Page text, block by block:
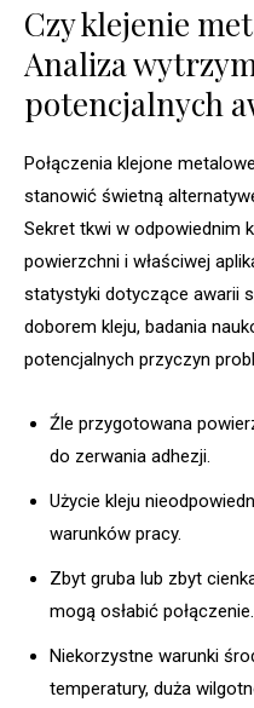
Czy klejenie
Analiza
potencjalnych
Połączenia klejone
stanowić świetną
Sekret tkwi w odpowiednim
powierzchni i właściwej
statystyki dotyczące awarii
doborem kleju, badania
potencjalnych przyczyn
Źle przygotowana
do zerwania adhezji.
Użycie kleju
warunków pracy.
Zbyt gruba lub zbyt
mogą osłabić połączenie.
Niekorzystne warunki
temperatury, duża